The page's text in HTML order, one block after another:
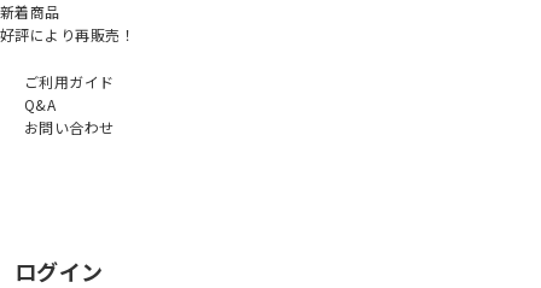
新着商品
好評により再販売！
ご利用ガイド
Q&A
お問い合わせ
ログイン